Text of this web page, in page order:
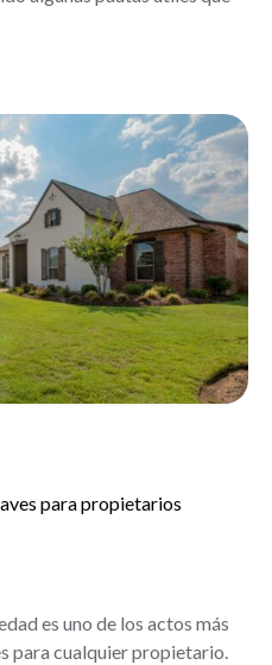
para propietarios
es uno de los actos más
para cualquier propietario.